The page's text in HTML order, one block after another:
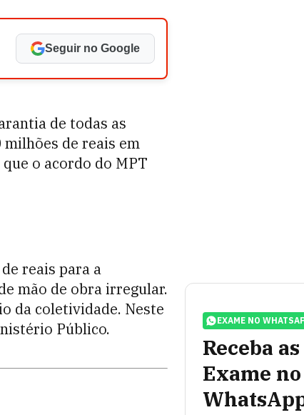
Seguir no Google
de todas as
milhões de reais em
o acordo do MPT
reais para a
mão de obra irregular.
da coletividade. Neste
Público.
EXAME NO
Receba
Exame